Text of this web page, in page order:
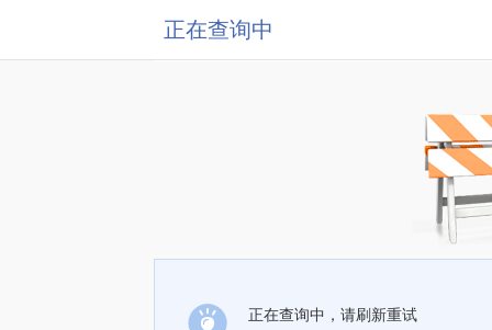
正在查询中
正在查询中，请刷新重试